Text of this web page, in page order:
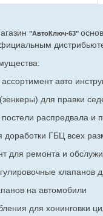
"АвтоКлюч-63"
авто
для правки
распредвала и
ГБЦ всех
для ремонта и
клапанов
на автомобили
для хонинговки